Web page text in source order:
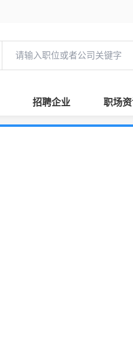
招聘企业 职场